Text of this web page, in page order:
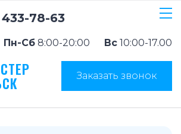
78-63
Пн-Сб 8:00-20:00 Вс 10:00-17.00
Заказать звонок